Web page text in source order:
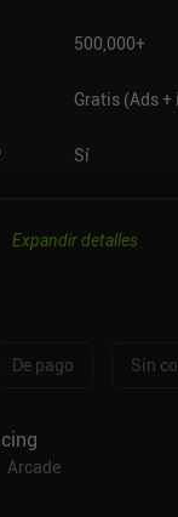
500,000+
Gratis (Ads +
Sí
Expandir detalles
De pago Sin
Arcade